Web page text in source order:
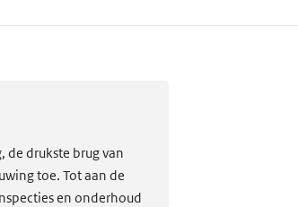
de drukste brug van
toe. Tot aan de
en onderhoud